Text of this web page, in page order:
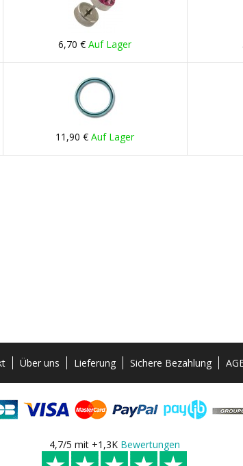
6,70 €Auf Lager
11,90 €Auf Lager
Über uns Lieferung Sichere Bezahlung
4,7/5 mit +1,3K Bewertungen